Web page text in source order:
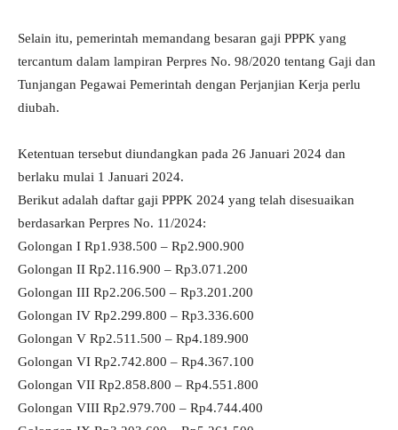
Selain itu, pemerintah memandang besaran gaji PPPK yang
tercantum dalam lampiran Perpres No. 98/2020 tentang Gaji dan
Tunjangan Pegawai Pemerintah dengan Perjanjian Kerja perlu
diubah.
Ketentuan tersebut diundangkan pada 26 Januari 2024 dan
berlaku mulai 1 Januari 2024.
Berikut adalah daftar gaji PPPK 2024 yang telah disesuaikan
berdasarkan Perpres No. 11/2024:
Golongan I Rp1.938.500 – Rp2.900.900
Golongan II Rp2.116.900 – Rp3.071.200
Golongan III Rp2.206.500 – Rp3.201.200
Golongan IV Rp2.299.800 – Rp3.336.600
Golongan V Rp2.511.500 – Rp4.189.900
Golongan VI Rp2.742.800 – Rp4.367.100
Golongan VII Rp2.858.800 – Rp4.551.800
Golongan VIII Rp2.979.700 – Rp4.744.400